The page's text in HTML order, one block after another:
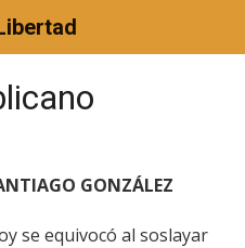
GONZÁLEZ
se equivocó al soslayar